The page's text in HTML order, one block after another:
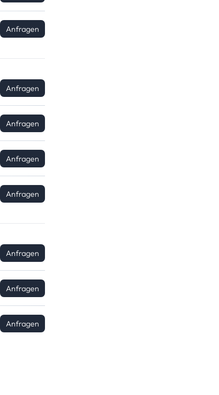
Anfragen
Anfragen
Anfragen
Anfragen
Anfragen
Anfragen
Anfragen
Anfragen